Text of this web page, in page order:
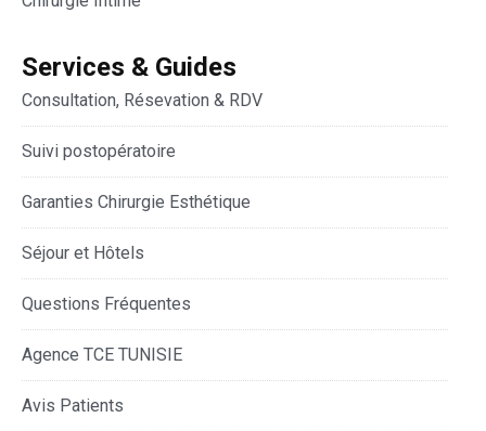
Services & Guides
Consultation, Résevation & RDV
Suivi postopératoire
Garanties Chirurgie Esthétique
Séjour et Hôtels
Questions Fréquentes
Agence TCE TUNISIE
Avis Patients